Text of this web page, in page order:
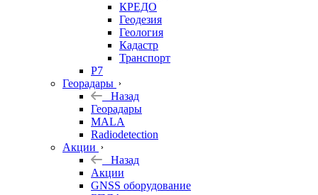
КРЕДО
Геодезия
Геология
Кадастр
Транспорт
Р7
Георадары
Назад
Георадары
MALA
Radiodetection
Акции
Назад
Акции
GNSS оборудование